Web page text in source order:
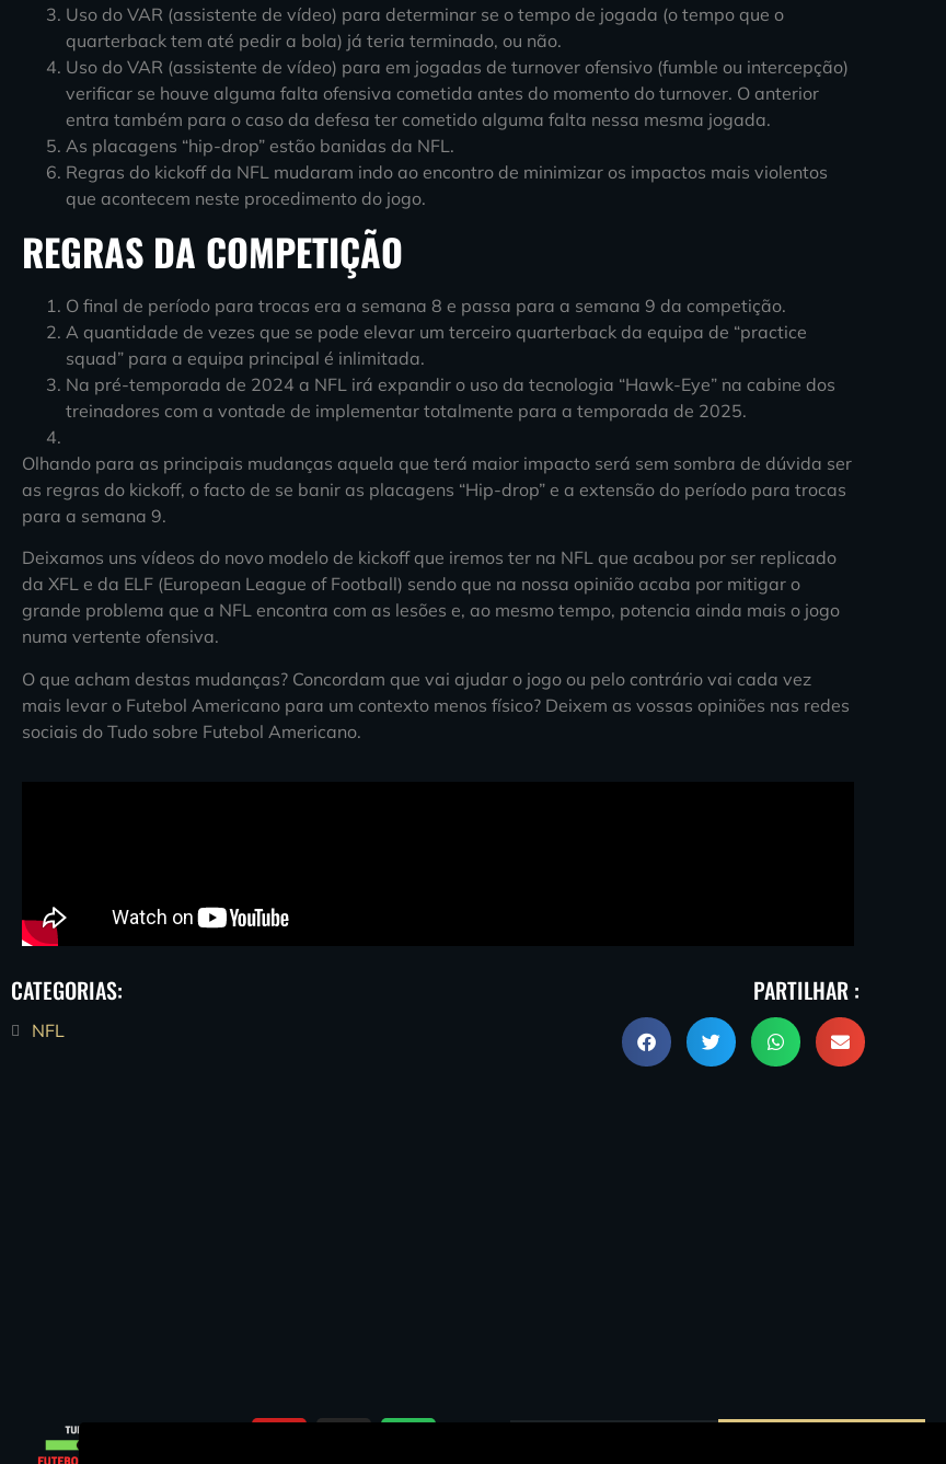
Uso do VAR (assistente de vídeo) para determinar se o tempo de jogada (o tempo que o
quarterback tem até pedir a bola) já teria terminado, ou não.
Uso do VAR (assistente de vídeo) para em jogadas de turnover ofensivo (fumble ou intercepção)
verificar se houve alguma falta ofensiva cometida antes do momento do turnover. O anterior
entra também para o caso da defesa ter cometido alguma falta nessa mesma jogada.
As placagens “hip-drop” estão banidas da NFL.
Regras do kickoff da NFL mudaram indo ao encontro de minimizar os impactos mais violentos
que acontecem neste procedimento do jogo.
REGRAS DA COMPETIÇÃO
O final de período para trocas era a semana 8 e passa para a semana 9 da competição.
A quantidade de vezes que se pode elevar um terceiro quarterback da equipa de “practice
squad” para a equipa principal é inlimitada.
Na pré-temporada de 2024 a NFL irá expandir o uso da tecnologia “Hawk-Eye” na cabine dos
treinadores com a vontade de implementar totalmente para a temporada de 2025.
Olhando para as principais mudanças aquela que terá maior impacto será sem sombra de dúvida ser
as regras do kickoff, o facto de se banir as placagens “Hip-drop” e a extensão do período para trocas
para a semana 9.
Deixamos uns vídeos do novo modelo de kickoff que iremos ter na NFL que acabou por ser replicado
da XFL e da ELF (European League of Football) sendo que na nossa opinião acaba por mitigar o
grande problema que a NFL encontra com as lesões e, ao mesmo tempo, potencia ainda mais o jogo
numa vertente ofensiva.
O que acham destas mudanças? Concordam que vai ajudar o jogo ou pelo contrário vai cada vez
mais levar o Futebol Americano para um contexto menos físico? Deixem as vossas opiniões nas redes
sociais do Tudo sobre Futebol Americano.
CATEGORIAS:
NFL
PARTILHAR :